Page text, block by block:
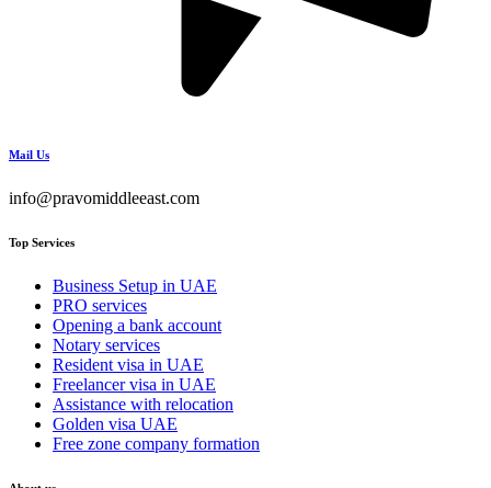
Mail Us
info@pravomiddleeast.com
Top Services
Business Setup in UAE
PRO services
Opening a bank account
Notary services
Resident visa in UAE
Freelancer visa in UAE
Assistance with relocation
Golden visa UAE
Free zone company formation